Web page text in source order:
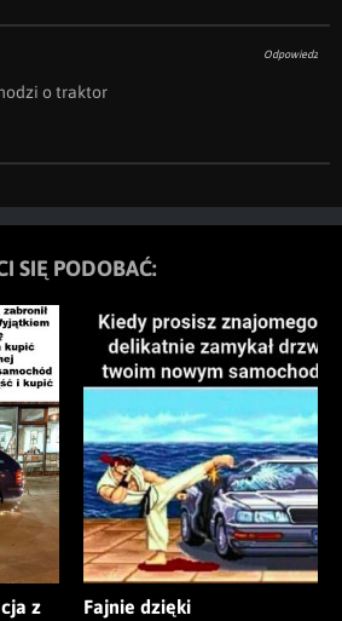
Odpowiedz
o traktor
SIĘ PODOBAĆ:
z
Fajnie dzięki